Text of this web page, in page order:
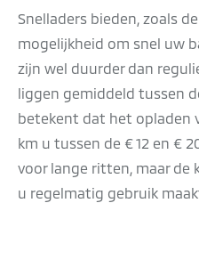
Snelladers bieden, zoals
mogelijkheid om snel uw
zijn wel duurder dan
liggen gemiddeld tussen
betekent dat het opladen
km u tussen de € 12 en €
voor lange ritten, maar de
u regelmatig gebruik